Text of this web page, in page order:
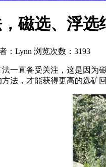
磁选、浮选
：Lynn 浏览次数：3193
一直备受关注，这是因为
法，才能获得更高的选矿回